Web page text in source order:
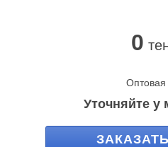
0
Оптовая
Уточняйте у